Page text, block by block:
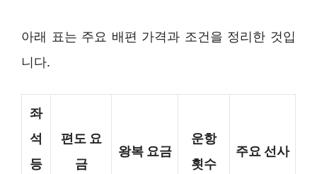
아래 표는 주요 배편 가격과 조건을 정리한 것입
니다.
좌
석
등
편도 요
금
왕복 요금
운항
횟수
주요 선사